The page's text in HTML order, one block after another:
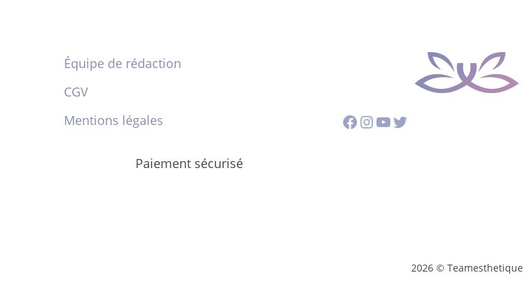
Équipe de rédaction
CGV
Mentions légales
Paiement sécurisé
Facebook
Instagram
YouTube
Twitter
2026 © Teamesthetique